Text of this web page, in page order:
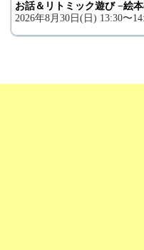
お話＆リトミック遊び −絵
2026年8月30日(日) 13:30〜